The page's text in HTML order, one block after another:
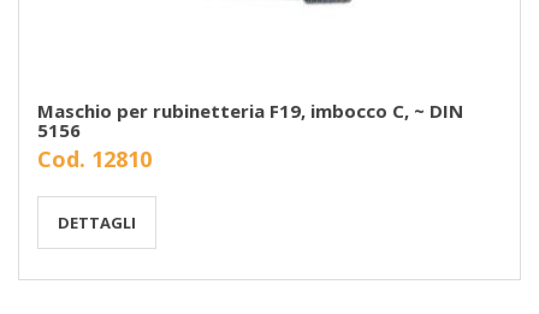
Maschio per rubinetteria F19, imbocco C, ~ DIN
5156
Cod. 12810
DETTAGLI